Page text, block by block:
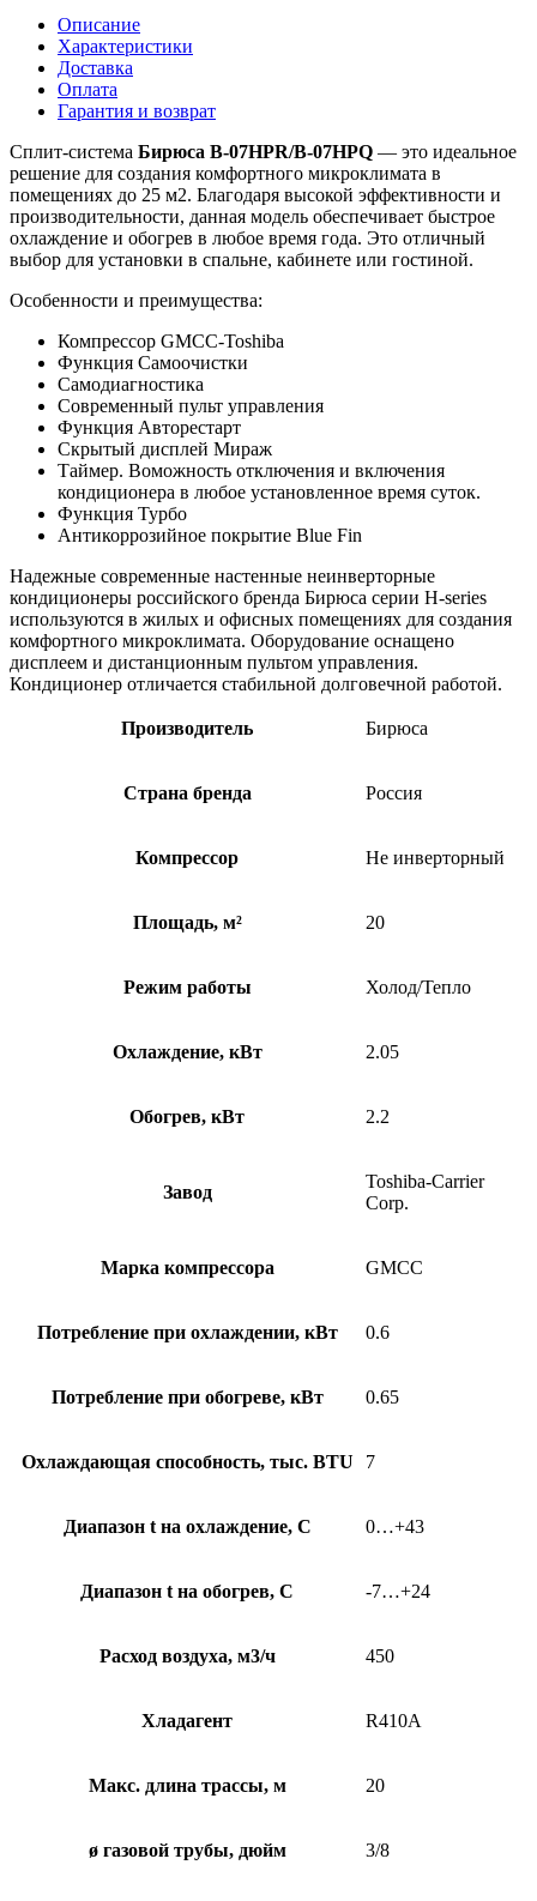
Описание
Характеристики
Доставка
Оплата
Гарантия и возврат
Сплит-система Бирюса B-07HPR/B-07HPQ — это идеальное
решение для создания комфортного микроклимата в
помещениях до 25 м2. Благодаря высокой эффективности и
производительности, данная модель обеспечивает быстрое
охлаждение и обогрев в любое время года. Это отличный
выбор для установки в спальне, кабинете или гостиной.
Особенности и преимущества:
Компрессор GMCC-Toshiba
Функция Самоочистки
Самодиагностика
Современный пульт управления
Функция Авторестарт
Скрытый дисплей Мираж
Таймер. Воможность отключения и включения
кондиционера в любое установленное время суток.
Функция Турбо
Антикоррозийное покрытие Blue Fin
Надежные современные настенные неинверторные
кондиционеры российского бренда Бирюса серии H-series
используются в жилых и офисных помещениях для создания
комфортного микроклимата. Оборудование оснащено
дисплеем и дистанционным пультом управления.
Кондиционер отличается стабильной долговечной работой.
Производитель Бирюса
Страна бренда Россия
Компрессор Не инверторный
Площадь, м² 20
Режим работы Холод/Тепло
Охлаждение, кВт 2.05
Обогрев, кВт 2.2
Завод
Toshiba-Carrier
Corp.
Марка компрессора GMCC
Потребление при охлаждении, кВт 0.6
Потребление при обогреве, кВт 0.65
Охлаждающая способность, тыс. BTU 7
Диапазон t на охлаждение, С 0…+43
Диапазон t на обогрев, С -7…+24
Расход воздуха, м3/ч 450
Хладагент R410A
Макс. длина трассы, м 20
ø газовой трубы, дюйм 3/8